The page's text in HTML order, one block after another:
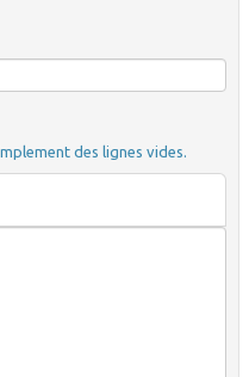
des lignes vides.